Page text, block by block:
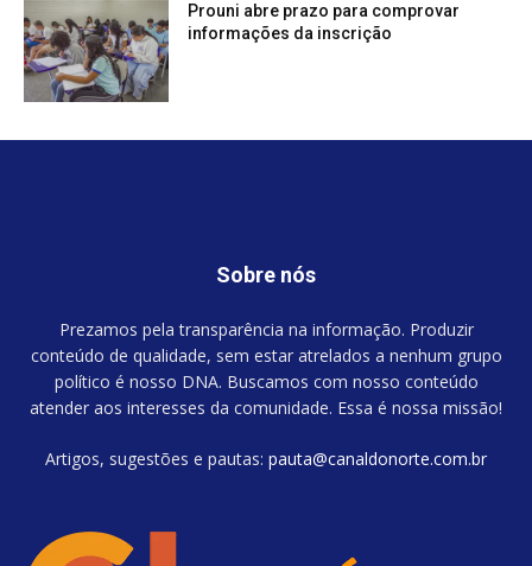
Prouni abre prazo para comprovar
informações da inscrição
Sobre nós
Prezamos pela transparência na informação. Produzir
conteúdo de qualidade, sem estar atrelados a nenhum grupo
político é nosso DNA. Buscamos com nosso conteúdo
atender aos interesses da comunidade. Essa é nossa missão!
Artigos, sugestões e pautas: pauta@canaldonorte.com.br